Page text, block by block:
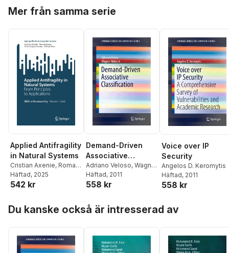
Mer från samma serie
Applied Antifragility
in Natural Systems
Cristian Axenie, Roman
Bauer,Oliver López
Corona,
Häftad, 2025
542 kr
Demand-Driven
Associative
Classification
Adriano Veloso, Wagner
Meira Jr.
Häftad, 2011
558 kr
Voice over IP
Security
Angelos D. Keromytis
Häftad, 2011
558 kr
Du kanske också är intresserad av